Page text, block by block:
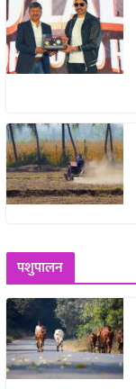
पशुपालन